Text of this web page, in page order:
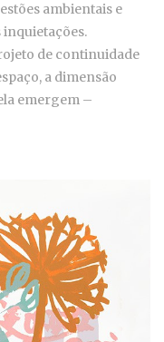
ambientais e
inquietações.
de continuidade
a dimensão
emergem –